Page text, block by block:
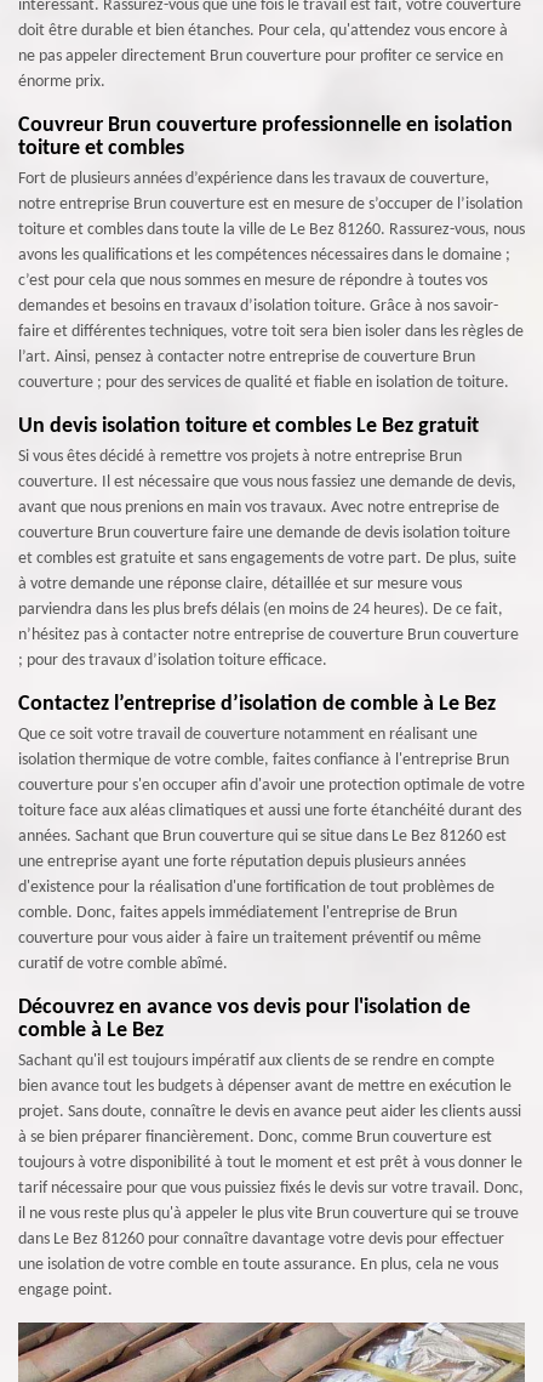
intéressant. Rassurez-vous que une fois le travail est fait, votre couverture
doit être durable et bien étanches. Pour cela, qu'attendez vous encore à
ne pas appeler directement Brun couverture pour profiter ce service en
énorme prix.
Couvreur Brun couverture professionnelle en isolation
toiture et combles
Fort de plusieurs années d’expérience dans les travaux de couverture,
notre entreprise Brun couverture est en mesure de s’occuper de l’isolation
toiture et combles dans toute la ville de Le Bez 81260. Rassurez-vous, nous
avons les qualifications et les compétences nécessaires dans le domaine ;
c’est pour cela que nous sommes en mesure de répondre à toutes vos
demandes et besoins en travaux d’isolation toiture. Grâce à nos savoir-
faire et différentes techniques, votre toit sera bien isoler dans les règles de
l’art. Ainsi, pensez à contacter notre entreprise de couverture Brun
couverture ; pour des services de qualité et fiable en isolation de toiture.
Un devis isolation toiture et combles Le Bez gratuit
Si vous êtes décidé à remettre vos projets à notre entreprise Brun
couverture. Il est nécessaire que vous nous fassiez une demande de devis,
avant que nous prenions en main vos travaux. Avec notre entreprise de
couverture Brun couverture faire une demande de devis isolation toiture
et combles est gratuite et sans engagements de votre part. De plus, suite
à votre demande une réponse claire, détaillée et sur mesure vous
parviendra dans les plus brefs délais (en moins de 24 heures). De ce fait,
n’hésitez pas à contacter notre entreprise de couverture Brun couverture
; pour des travaux d’isolation toiture efficace.
Contactez l’entreprise d’isolation de comble à Le Bez
Que ce soit votre travail de couverture notamment en réalisant une
isolation thermique de votre comble, faites confiance à l'entreprise Brun
couverture pour s'en occuper afin d'avoir une protection optimale de votre
toiture face aux aléas climatiques et aussi une forte étanchéité durant des
années. Sachant que Brun couverture qui se situe dans Le Bez 81260 est
une entreprise ayant une forte réputation depuis plusieurs années
d'existence pour la réalisation d'une fortification de tout problèmes de
comble. Donc, faites appels immédiatement l'entreprise de Brun
couverture pour vous aider à faire un traitement préventif ou même
curatif de votre comble abîmé.
Découvrez en avance vos devis pour l'isolation de
comble à Le Bez
Sachant qu'il est toujours impératif aux clients de se rendre en compte
bien avance tout les budgets à dépenser avant de mettre en exécution le
projet. Sans doute, connaître le devis en avance peut aider les clients aussi
à se bien préparer financièrement. Donc, comme Brun couverture est
toujours à votre disponibilité à tout le moment et est prêt à vous donner le
tarif nécessaire pour que vous puissiez fixés le devis sur votre travail. Donc,
il ne vous reste plus qu'à appeler le plus vite Brun couverture qui se trouve
dans Le Bez 81260 pour connaître davantage votre devis pour effectuer
une isolation de votre comble en toute assurance. En plus, cela ne vous
engage point.